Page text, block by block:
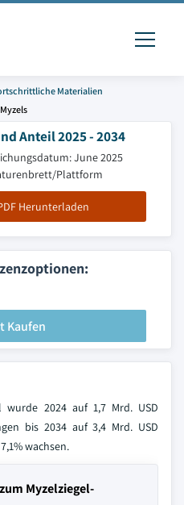
Materialien
Anteil 2025 - 2034
June 2025
Plattform
Herunterladen
Kaufen
wurde 2024 auf 1,7 Mrd. USD
bis 2034 auf 3,4 Mrd. USD
wachsen.
Myzelziegel-